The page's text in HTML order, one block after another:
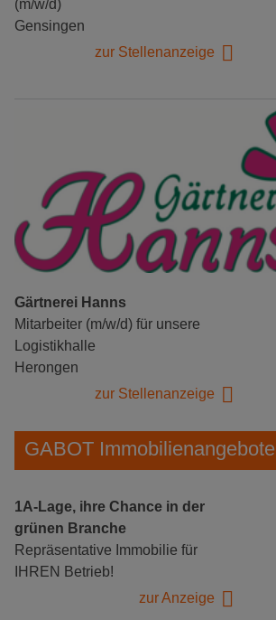
(m/w/d)
Gensingen
zur Stellenanzeige
Gärtnerei Hanns
Mitarbeiter (m/w/d) für unsere
Logistikhalle
Herongen
zur Stellenanzeige
GABOT Immobilienangebote
1A-Lage, ihre Chance in der
grünen Branche
Repräsentative Immobilie für
IHREN Betrieb!
zur Anzeige